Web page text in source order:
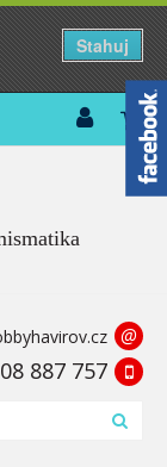
Stahuj
@
887 757